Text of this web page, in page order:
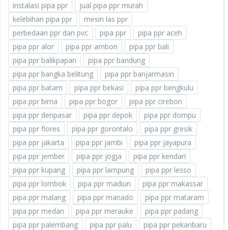
instalasi pipa ppr
jual pipa ppr murah
kelebihan pipa ppr
mesin las ppr
perbedaan ppr dan pvc
pipa ppr
pipa ppr aceh
pipa ppr alor
pipa ppr ambon
pipa ppr bali
pipa ppr balikpapan
pipa ppr bandung
pipa ppr bangka belitung
pipa ppr banjarmasin
pipa ppr batam
pipa ppr bekasi
pipa ppr bengkulu
pipa ppr bima
pipa ppr bogor
pipa ppr cirebon
pipa ppr denpasar
pipa ppr depok
pipa ppr dompu
pipa ppr flores
pipa ppr gorontalo
pipa ppr gresik
pipa ppr jakarta
pipa ppr jambi
pipa ppr jayapura
pipa ppr jember
pipa ppr jogja
pipa ppr kendari
pipa ppr kupang
pipa ppr lampung
pipa ppr lesso
pipa ppr lombok
pipa ppr madiun
pipa ppr makassar
pipa ppr malang
pipa ppr manado
pipa ppr mataram
pipa ppr medan
pipa ppr merauke
pipa ppr padang
pipa ppr palembang
pipa ppr palu
pipa ppr pekanbaru